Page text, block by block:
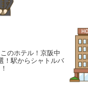
のホテル！京阪中
！駅からシャトルバ